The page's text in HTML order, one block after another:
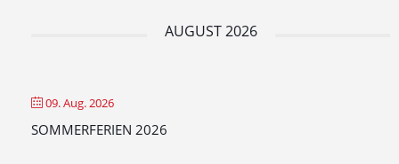
AUGUST 2026
09. Aug. 2026
SOMMERFERIEN 2026